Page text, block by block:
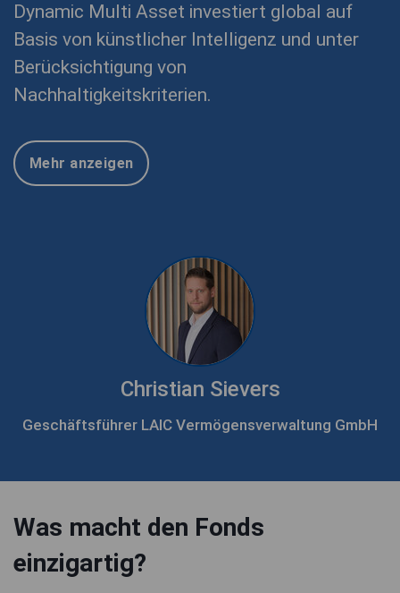
Dynamic Multi Asset investiert global auf
Basis von künstlicher Intelligenz und unter
Berücksichtigung von
Nachhaltigkeitskriterien.
Mehr anzeigen
Christian Sievers
Geschäftsführer LAIC Vermögensverwaltung GmbH
Was macht den Fonds
einzigartig?